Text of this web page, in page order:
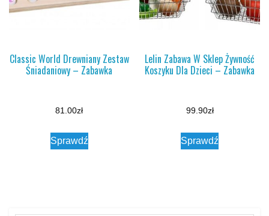
Classic World Drewniany Zestaw
Śniadaniowy – Zabawka
81.00zł
Sprawdź
Lelin Zabawa W Sklep Żywność
Koszyku Dla Dzieci – Zabawka
99.90zł
Sprawdź